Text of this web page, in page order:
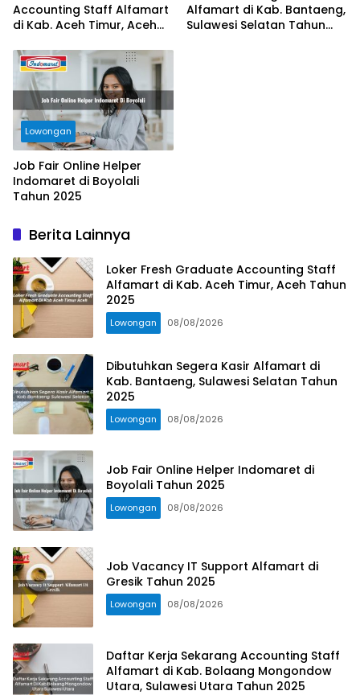
Accounting Staff Alfamart
di Kab. Aceh Timur, Aceh
Alfamart di Kab. Bantaeng,
Sulawesi Selatan Tahun
Lowongan
Job Fair Online Helper
Indomaret di Boyolali
Tahun 2025
Berita Lainnya
Loker Fresh Graduate Accounting Staff
Alfamart di Kab. Aceh Timur, Aceh Tahun
2025
Lowongan 08/08/2026
Dibutuhkan Segera Kasir Alfamart di
Kab. Bantaeng, Sulawesi Selatan Tahun
2025
Lowongan 08/08/2026
Job Fair Online Helper Indomaret di
Boyolali Tahun 2025
Lowongan 08/08/2026
Job Vacancy IT Support Alfamart di
Gresik Tahun 2025
Lowongan 08/08/2026
Daftar Kerja Sekarang Accounting Staff
Alfamart di Kab. Bolaang Mongondow
Utara, Sulawesi Utara Tahun 2025